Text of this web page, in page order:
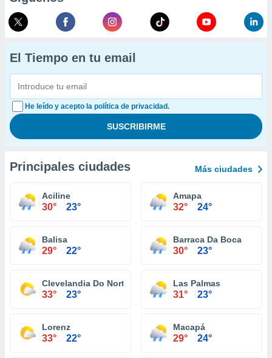
El Tiempo en tu email
He leído y acepto la política de privacidad.
Principales ciudades Más ciudades
Aciline
30° 23°
Amapa
32° 24°
Balisa
29° 22°
Barraca Da Boca
30° 23°
Clevelandia Do Norte
33° 23°
Las Palmas
31° 23°
Lorenz
33° 22°
Macapá
29° 24°